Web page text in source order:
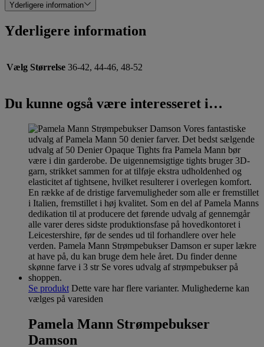
Yderligere information
Yderligere information
Vælg Størrelse 36-42, 44-46, 48-52
Du kunne også være interesseret i…
Se produkt Dette vare har flere varianter. Mulighederne kan
vælges på varesiden
Pamela Mann Strømpebukser
Damson